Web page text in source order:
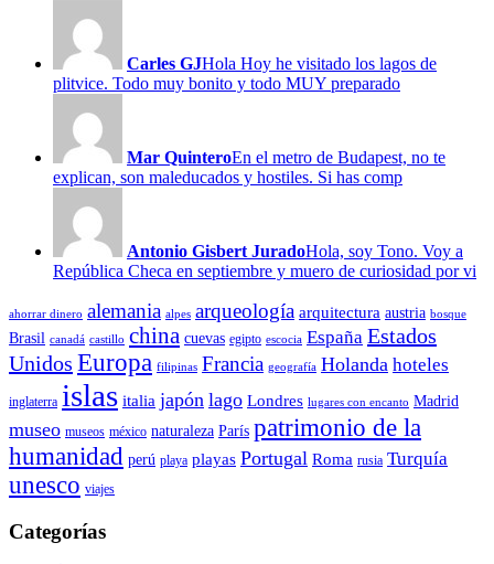
Carles GJHola Hoy he visitado los lagos de
plitvice. Todo muy bonito y todo MUY preparado
Mar QuinteroEn el metro de Budapest, no te
explican, son maleducados y hostiles. Si has comp
Antonio Gisbert JuradoHola, soy Tono. Voy a
República Checa en septiembre y muero de curiosidad por vi
ahorrar dinero alemania alpes arqueología arquitectura austria bosque
Brasil canadá castillo china cuevas egipto escocia España Estados
Unidos Europa filipinas Francia geografía Holanda hoteles
inglaterra islas italia japón lago Londres lugares con encanto Madrid
museo museos méxico naturaleza París patrimonio de la
humanidad perú playa playas Portugal Roma rusia Turquía
unesco viajes
Categorías